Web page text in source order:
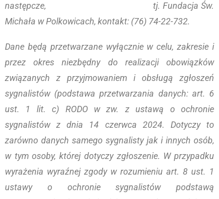
następcze, tj. Fundacja Św.
Michała w Polkowicach, kontakt: (76) 74-22-732.
Dane będą przetwarzane wyłącznie w celu, zakresie i
przez okres niezbędny do realizacji obowiązków
związanych z przyjmowaniem i obsługą zgłoszeń
sygnalistów (podstawa przetwarzania danych: art. 6
ust. 1 lit. c) RODO w zw. z ustawą o ochronie
sygnalistów z dnia 14 czerwca 2024. Dotyczy to
zarówno danych samego sygnalisty jak i innych osób,
w tym osoby, której dotyczy zgłoszenie. W przypadku
wyrażenia wyraźnej zgody w rozumieniu art. 8 ust. 1
ustawy o ochronie sygnalistów podstawą